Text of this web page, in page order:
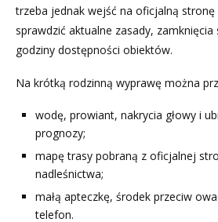
trzeba jednak wejść na oficjalną
sprawdzić aktualne zasady,
godziny dostępności obiektów.
Na krótką rodzinną wyprawę można
wodę, prowiant, nakrycia głowy i
prognozy;
mapę trasy pobraną z oficjalnej
nadleśnictwa;
małą apteczkę, środek przeciw
telefon.